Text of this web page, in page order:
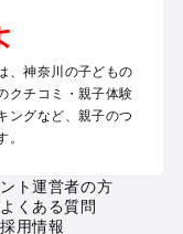
かけ
かけ
のプールお出かけ
湖）のプールお出か
、神奈川の子どもの
クチコミ・親子体験
ングなど、親子のつ
ト運営者の方
よくある質問
採用情報